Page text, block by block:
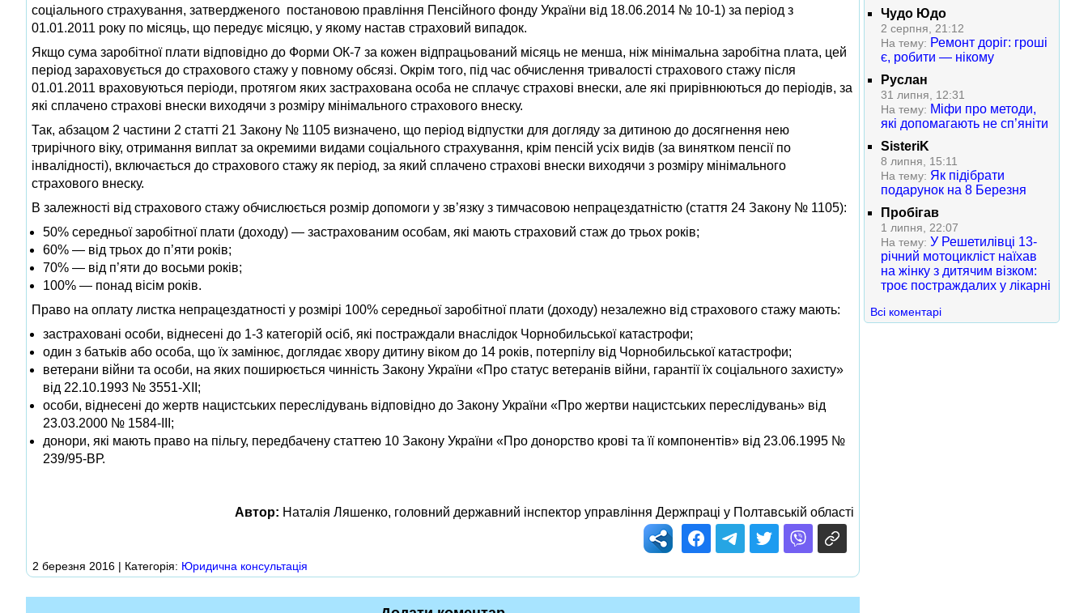
соціального страхування, затвердженого постановою правління Пенсійного фонду України від 18.06.2014 № 10-1) за період з
01.01.2011 року по місяць, що передує місяцю, у якому настав страховий випадок.
Якщо сума заробітної плати відповідно до Форми ОК-7 за кожен відпрацьований місяць не менша, ніж мінімальна заробітна плата, цей
період зараховується до страхового стажу у повному обсязі. Окрім того, під час обчислення тривалості страхового стажу після
01.01.2011 враховуються періоди, протягом яких застрахована особа не сплачує страхові внески, але які прирівнюються до періодів, за
які сплачено страхові внески виходячи з розміру мінімального страхового внеску.
Так, абзацом 2 частини 2 статті 21 Закону № 1105 визначено, що період відпустки для догляду за дитиною до досягнення нею
трирічного віку, отримання виплат за окремими видами соціального страхування, крім пенсій усіх видів (за винятком пенсії по
інвалідності), включається до страхового стажу як період, за який сплачено страхові внески виходячи з розміру мінімального
страхового внеску.
В залежності від страхового стажу обчислюється розмір допомоги у зв’язку з тимчасовою непрацездатністю (стаття 24 Закону № 1105):
50% середньої заробітної плати (доходу) — застрахованим особам, які мають страховий стаж до трьох років;
60% — від трьох до п’яти років;
70% — від п’яти до восьми років;
100% — понад вісім років.
Право на оплату листка непрацездатності у розмірі 100% середньої заробітної плати (доходу) незалежно від страхового стажу мають:
застраховані особи, віднесені до 1-3 категорій осіб, які постраждали внаслідок Чорнобильської катастрофи;
один з батьків або особа, що їх замінює, доглядає хвору дитину віком до 14 років, потерпілу від Чорнобильської катастрофи;
ветерани війни та особи, на яких поширюється чинність Закону України «Про статус ветеранів війни, гарантії їх соціального захисту»
від 22.10.1993 № 3551-XII;
особи, віднесені до жертв нацистських переслідувань відповідно до Закону України «Про жертви нацистських переслідувань» від
23.03.2000 № 1584-III;
донори, які мають право на пільгу, передбачену статтею 10 Закону України «Про донорство крові та її компонентів» від 23.06.1995 №
239/95-ВР.
Автор: Наталія Ляшенко, головний державний інспектор управління Держпраці у Полтавській області
2 березня 2016 | Категорія: Юридична консультація
Чудо Юдо
2 серпня, 21:12
На тему: Ремонт доріг: гроші
є, робити — нікому
Руслан
31 липня, 12:31
На тему: Міфи про методи,
які допомагають не сп’яніти
SisteriK
8 липня, 15:11
На тему: Як підібрати
подарунок на 8 Березня
Пробігав
1 липня, 22:07
На тему: У Решетилівці 13-
річний мотоцикліст наїхав
на жінку з дитячим візком:
троє постраждалих у лікарні
Всі коментарі